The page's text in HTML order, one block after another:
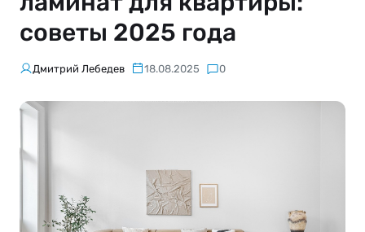
советы 2025 года
Дмитрий Лебедев 18.08.2025 0